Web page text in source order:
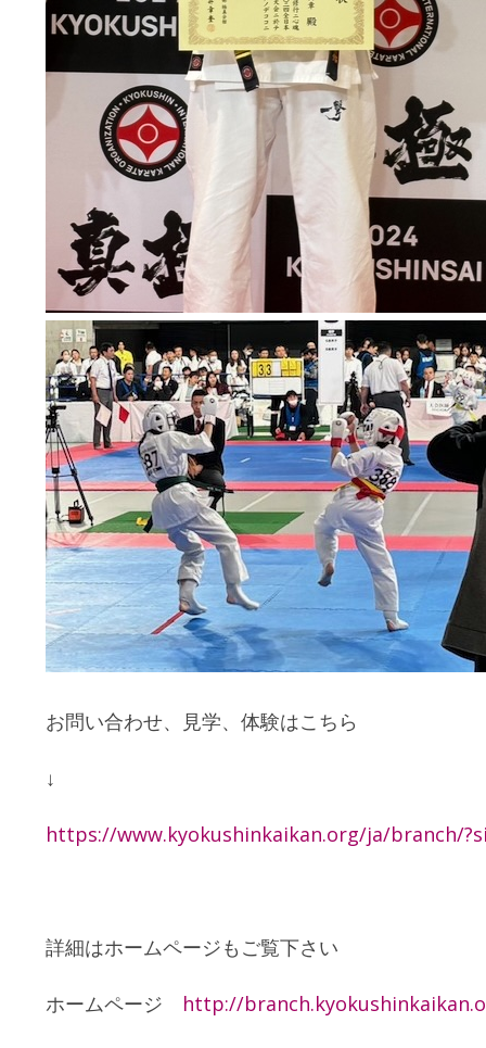
お問い合わせ、見学、体験はこちら
↓
https://www.kyokushinkaikan.org/ja/branch/
詳細はホームページもご覧下さい
ホームページ http://